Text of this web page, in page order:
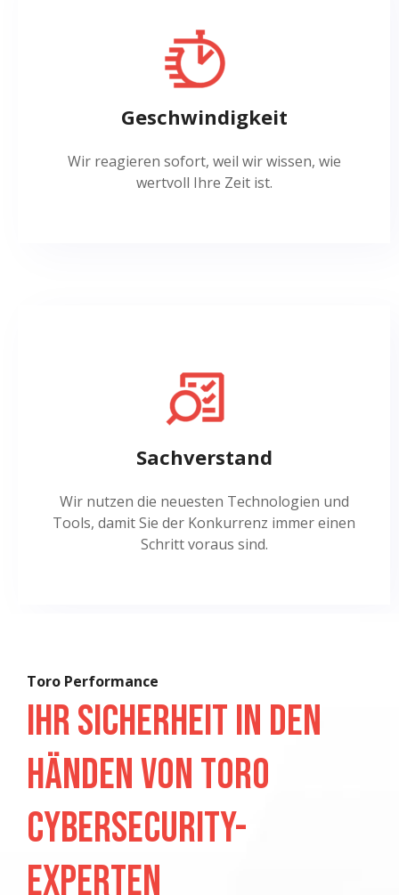
Geschwindigkeit
Wir reagieren sofort, weil wir wissen, wie
wertvoll Ihre Zeit ist.
Sachverstand
Wir nutzen die neuesten Technologien und
Tools, damit Sie der Konkurrenz immer einen
Schritt voraus sind.
Toro Performance
Ihr Sicherheit in den
Händen von Toro
Cybersecurity-
Experten